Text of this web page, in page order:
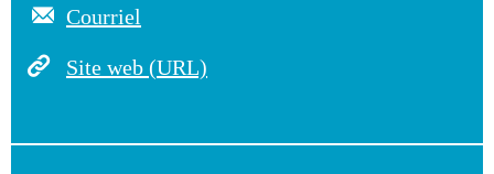
Courriel
Site web (URL)